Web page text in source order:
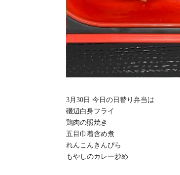
3月30日 今日の日替り弁当は
磯辺白身フライ
鶏肉の照焼き
五目巾着含め煮
れんこんきんぴら
もやしのカレー炒め